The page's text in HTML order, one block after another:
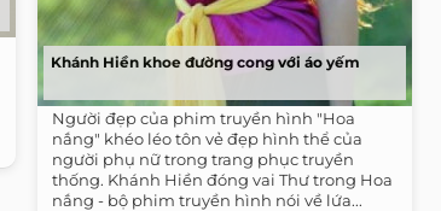
Khánh Hiền khoe đường cong với áo yếm
Người đẹp của phim truyền hình "Hoa
nắng" khéo léo tôn vẻ đẹp hình thể của
người phụ nữ trong trang phục truyền
thống. Khánh Hiền đóng vai Thư trong Hoa
nắng - bộ phim truyền hình nói về lứa...